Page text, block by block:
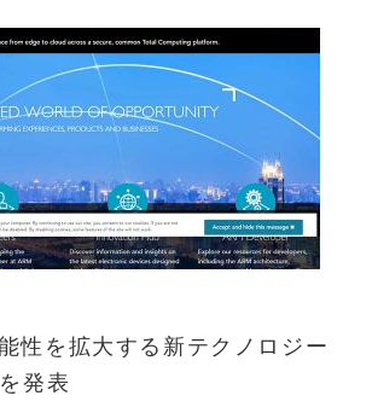
性を拡大する新テクノロジー
発表